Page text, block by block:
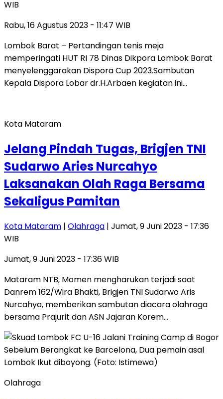
WIB
Rabu, 16 Agustus 2023 - 11:47 WIB
Lombok Barat – Pertandingan tenis meja
memperingati HUT RI 78 Dinas Dikpora Lombok Barat
menyelenggarakan Dispora Cup 2023.Sambutan
Kepala Dispora Lobar dr.H.Arbaen kegiatan ini…
Kota Mataram
Jelang Pindah Tugas, Brigjen TNI
Sudarwo Aries Nurcahyo
Laksanakan Olah Raga Bersama
Sekaligus Pamitan
Kota Mataram | Olahraga | Jumat, 9 Juni 2023 - 17:36
WIB
Jumat, 9 Juni 2023 - 17:36 WIB
Mataram NTB, Momen mengharukan terjadi saat
Danrem 162/Wira Bhakti, Brigjen TNI Sudarwo Aris
Nurcahyo, memberikan sambutan diacara olahraga
bersama Prajurit dan ASN Jajaran Korem…
Olahraga